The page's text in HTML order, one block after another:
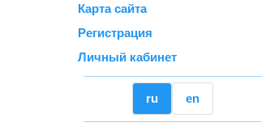
Карта сайта
Регистрация
Личный кабинет
ru en